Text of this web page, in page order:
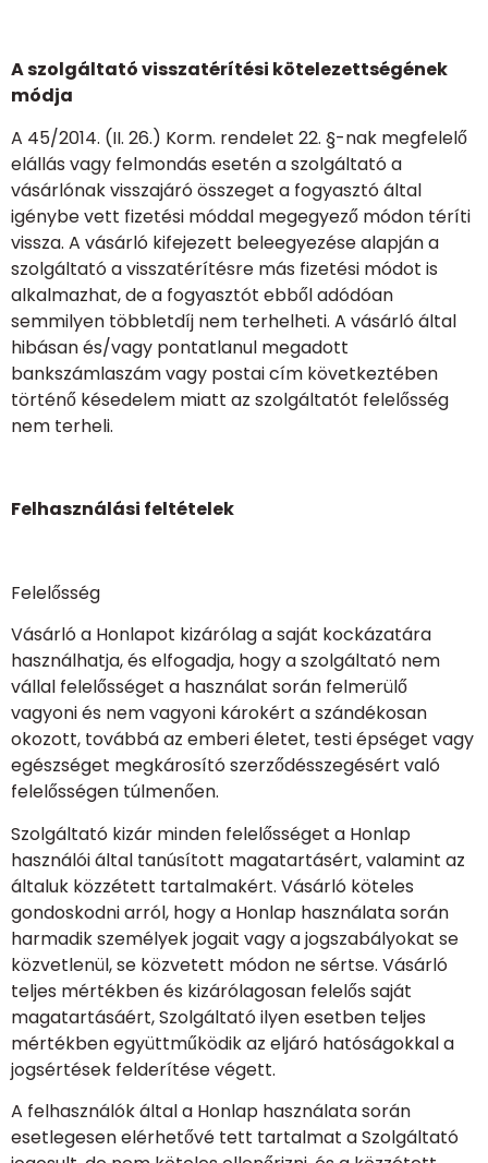
A szolgáltató visszatérítési kötelezettségének
módja
A 45/2014. (II. 26.) Korm. rendelet 22. §-nak megfelelő
elállás vagy felmondás esetén a szolgáltató a
vásárlónak visszajáró összeget a fogyasztó által
igénybe vett fizetési móddal megegyező módon téríti
vissza. A vásárló kifejezett beleegyezése alapján a
szolgáltató a visszatérítésre más fizetési módot is
alkalmazhat, de a fogyasztót ebből adódóan
semmilyen többletdíj nem terhelheti. A vásárló által
hibásan és/vagy pontatlanul megadott
bankszámlaszám vagy postai cím következtében
történő késedelem miatt az szolgáltatót felelősség
nem terheli.
Felhasználási feltételek
Felelősség
Vásárló a Honlapot kizárólag a saját kockázatára
használhatja, és elfogadja, hogy a szolgáltató nem
vállal felelősséget a használat során felmerülő
vagyoni és nem vagyoni károkért a szándékosan
okozott, továbbá az emberi életet, testi épséget vagy
egészséget megkárosító szerződésszegésért való
felelősségen túlmenően.
Szolgáltató kizár minden felelősséget a Honlap
használói által tanúsított magatartásért, valamint az
általuk közzétett tartalmakért. Vásárló köteles
gondoskodni arról, hogy a Honlap használata során
harmadik személyek jogait vagy a jogszabályokat se
közvetlenül, se közvetett módon ne sértse. Vásárló
teljes mértékben és kizárólagosan felelős saját
magatartásáért, Szolgáltató ilyen esetben teljes
mértékben együttműködik az eljáró hatóságokkal a
jogsértések felderítése végett.
A felhasználók által a Honlap használata során
esetlegesen elérhetővé tett tartalmat a Szolgáltató